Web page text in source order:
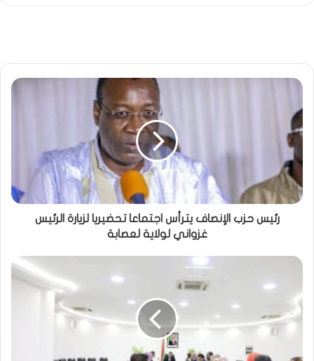
رئيس حزب الإنصاف يترأس اجتماعا تحضيريا لزيارة الرئيس
غزواني لولاية لعصابة